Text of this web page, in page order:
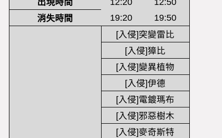
出現時間
12:20
12:50
消失時間
19:20 19:50
[入侵]突變雷比
[入侵]獐比
[入侵]變異植物
[入侵]伊德
[入侵]電鍍瑪布
[入侵]邪惡樹木
[入侵]麥奇斯特